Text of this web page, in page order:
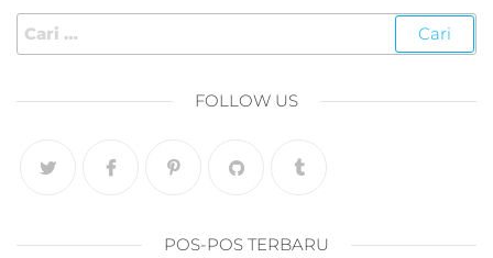
digital,digital
marketing untuk
umkm,digital
umkm,pemasaran
digital
FOLLOW US
POS-POS TERBARU